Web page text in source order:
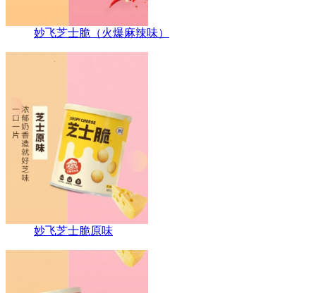
妙飞芝士脆（火爆麻辣味）
妙飞芝士脆原味